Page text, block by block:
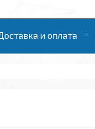
и оплата